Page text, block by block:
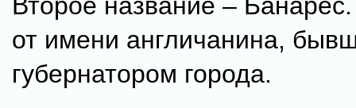
от имени англичанина,
губернатором города.